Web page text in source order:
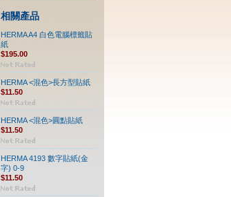
相關產品
HERMA A4 白色電腦標籤貼
紙
$195.00
HERMA <混色>長方型貼紙
$11.50
HERMA <混色>圓點貼紙
$11.50
HERMA 4193 數字貼紙(金
字) 0-9
$11.50